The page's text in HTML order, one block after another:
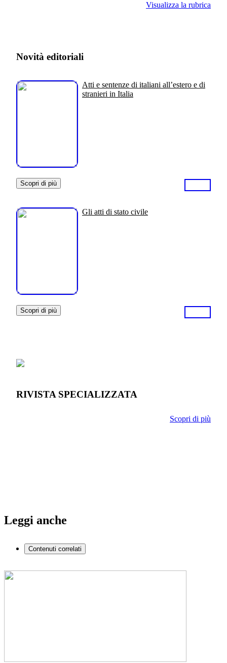
Visualizza la rubrica
Novità editoriali
Atti e sentenze di italiani all’estero e di
stranieri in Italia
Scopri di più
Gli atti di stato civile
Scopri di più
RIVISTA SPECIALIZZATA
Scopri di più
Leggi anche
Contenuti correlati